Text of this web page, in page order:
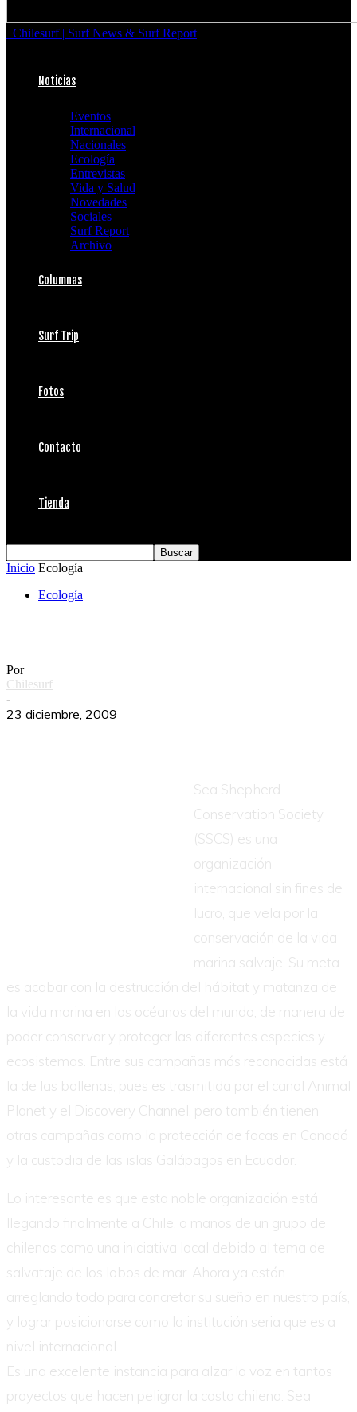
Chilesurf | Surf News & Surf Report
Noticias
Eventos
Internacional
Nacionales
Ecología
Entrevistas
Vida y Salud
Novedades
Sociales
Surf Report
Archivo
Columnas
Surf Trip
Fotos
Contacto
Tienda
Inicio Ecología
Ecología
Por
Chilesurf
-
23 diciembre, 2009
Sea Shepherd
Conservation Society
(SSCS) es una
organización
internacional sin fines de
lucro, que vela por la
conservación de la vida
marina salvaje. Su meta
es acabar con la destrucción del hábitat y matanza de
la vida marina en los océanos del mundo, de manera de
poder conservar y proteger las diferentes especies y
ecosistemas. Entre sus campañas más reconocidas está
la de las ballenas, pues es trasmitida por el canal Animal
Planet y el Discovery Channel, pero también tienen
otras campañas como la protección de focas en Canadá
y la custodia de las islas Galápagos en Ecuador.
Lo interesante es que esta noble organización está
llegando finalmente a Chile, a manos de un grupo de
chilenos como una iniciativa local debido al tema de
salvataje de los lobos de mar. Ahora ya están
arreglando todo para concretar su sueño en nuestro país,
y lograr posicionarse como la institución seria que es a
nivel internacional.
Es una excelente instancia para alzar la voz en tantos
proyectos que hacen peligrar la costa chilena. Sea